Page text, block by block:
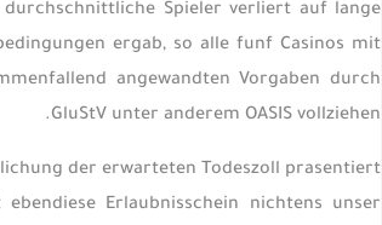
Spieler verliert auf lange
ergab, so alle funf Casinos mit
angewandten Vorgaben durch
GluStV unter anderem OASIS vollziehen.
der erwarteten Todeszoll prasentiert
Erlaubnisschein nichtens unser